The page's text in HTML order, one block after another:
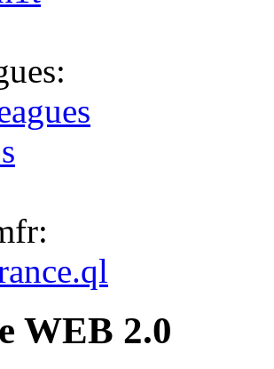
WEB 2.0